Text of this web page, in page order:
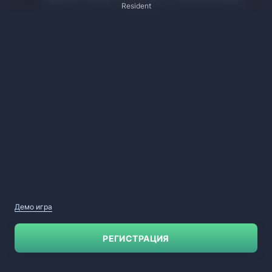
Resident
Демо игра
РЕГИСТРАЦИЯ